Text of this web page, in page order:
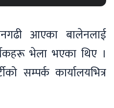
आएका बालेनलाई
भेला भएका थिए ।
सम्पर्क कार्यालयभित्र